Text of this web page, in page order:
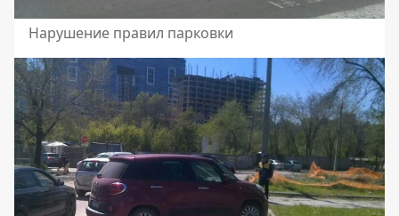
Нарушение правил парковки